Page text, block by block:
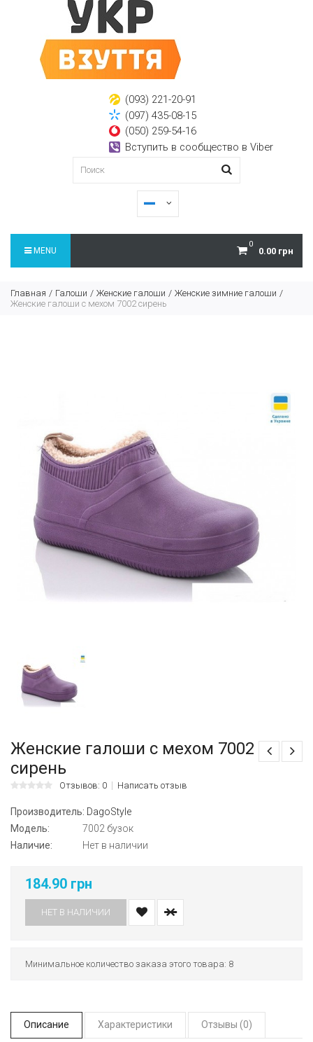
(093) 221-20-91
(097) 435-08-15
(050) 259-54-16
Вступить в сообщество в Viber
0
0.00 грн
MENU
Главная Галоши Женские галоши
Женские зимние галоши
Женские галоши с мехом 7002 сирень
Женские галоши с мехом 7002
сирень
Отзывов: 0 Написать отзыв
Производитель: DagoStyle
Модель:
7002 бузок
Наличие:
Нет в наличии
184.90 грн
НЕТ В НАЛИЧИИ
Минимальное количество заказа этого товара: 8
Описание Характеристики Отзывы (0)